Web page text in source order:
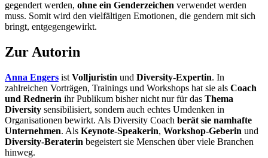
gegendert werden, ohne ein Genderzeichen verwendet werden
muss. Somit wird den vielfältigen Emotionen, die gendern mit sich
bringt, entgegengewirkt.
Zur Autorin
Anna Engers ist Volljuristin und Diversity-Expertin. In
zahlreichen Vorträgen, Trainings und Workshops hat sie als Coach
und Rednerin ihr Publikum bisher nicht nur für das Thema
Diversity sensibilisiert, sondern auch echtes Umdenken in
Organisationen bewirkt. Als Diversity Coach berät sie namhafte
Unternehmen. Als Keynote-Speakerin, Workshop-Geberin und
Diversity-Beraterin begeistert sie Menschen über viele Branchen
hinweg.